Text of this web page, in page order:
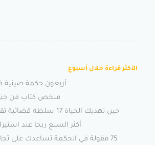
الأكثر قراءة خلال أسبوع
أربعون حكمة صينية
ملخص كتاب فن جني
حين تهديك الحياة 17 سلطة قضائية تقضي على منافسك
أكثر السلع ربحا عند
75 مقولة في الحكمة تساعدك على تجاوز الأوقات الصعبة